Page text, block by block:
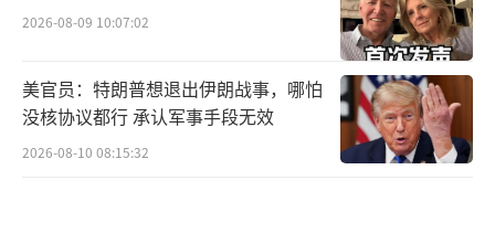
2026-08-09 10:07:02
美官员：特朗普想退出伊朗战事，哪怕
没核协议都行 承认军事手段无效
2026-08-10 08:15:32